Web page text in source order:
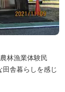
林漁業体験民
舎暮らしを感じ